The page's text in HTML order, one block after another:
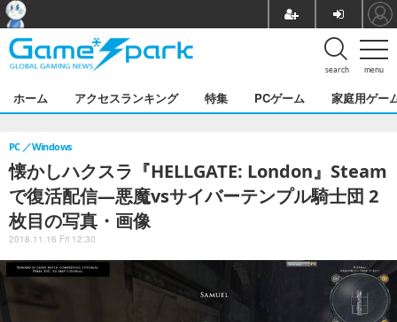
menu
search
ホーム アクセスランキング 特集 PCゲーム 家庭用ゲー
懐かしハクスラ『HELLGATE: London』Steam
で復活配信―悪魔vsサイバーテンプル騎士団 2
枚目の写真・画像
PC Windows
2018.11.16 Fri 12:30